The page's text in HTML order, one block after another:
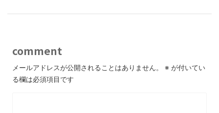
comment
メールアドレスが公開されることはありません。 ※ が付いてい
る欄は必須項目です